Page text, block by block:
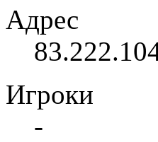
Адрес
Игроки
-